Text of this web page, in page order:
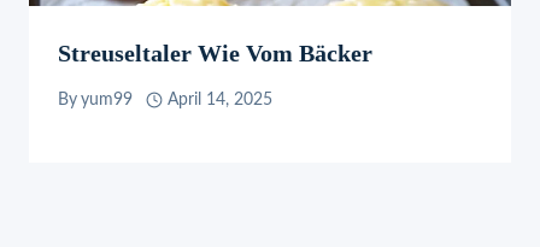
Streuseltaler Wie Vom Bäcker
By yum99 April 14, 2025